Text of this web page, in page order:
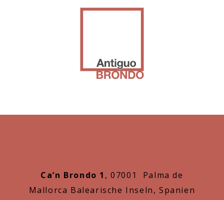
Ca’n Brondo 1 , 07001 Palma de
Mallorca Balearische Inseln, Spanien